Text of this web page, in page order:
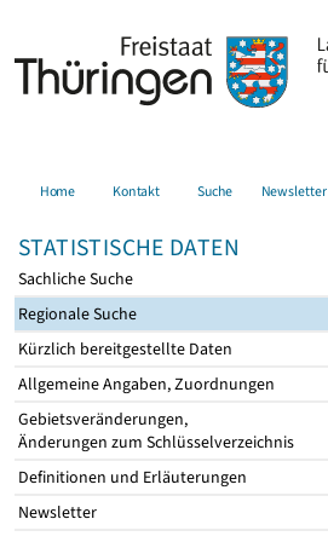
Home Kontakt Suche Newsletter
STATISTISCHE DATEN
Sachliche Suche
Regionale Suche
Kürzlich bereitgestellte Daten
Allgemeine Angaben, Zuordnungen
Gebietsveränderungen,
Änderungen zum Schlüsselverzeichnis
Definitionen und Erläuterungen
Newsletter